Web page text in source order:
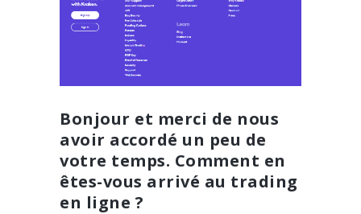
Bonjour et merci de nous
avoir accordé un peu de
votre temps. Comment en
êtes-vous arrivé au trading
en ligne ?